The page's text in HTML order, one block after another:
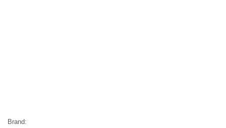
Brand: